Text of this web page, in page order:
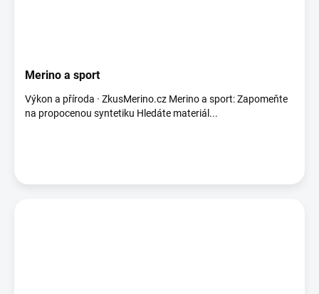
Merino a sport
Výkon a příroda · ZkusMerino.cz Merino a sport: Zapomeňte
na propocenou syntetiku Hledáte materiál...